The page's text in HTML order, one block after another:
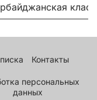
Контакты
персональных
данных